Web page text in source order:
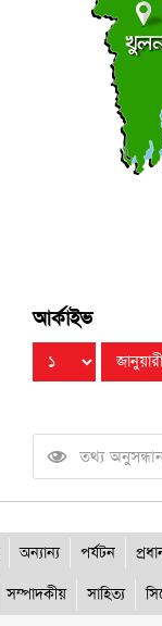
সিঙ্গার
রবিবার ● ৯ আগস্ট ২০২৬
রবিবার ● ৯ আগস্ট ২০২৬
জুলাইয়ে শহীদ
রবিবার ● ৯ আগস্ট ২০২৬
আর্কাইভ
অন্যান্য পর্যটন
সম্পাদকীয় সাহিত্য